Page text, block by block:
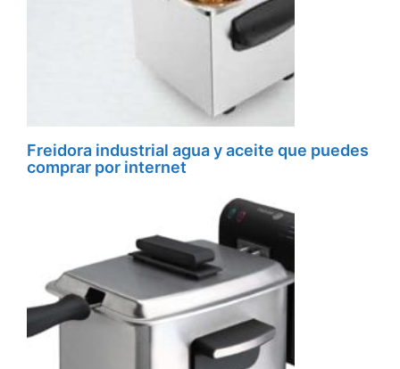
Freidora industrial agua y aceite que puedes
comprar por internet